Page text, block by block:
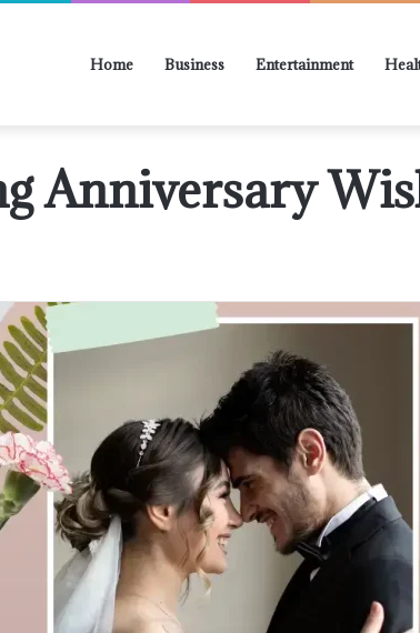
Home Business Entertainment
Anniversary